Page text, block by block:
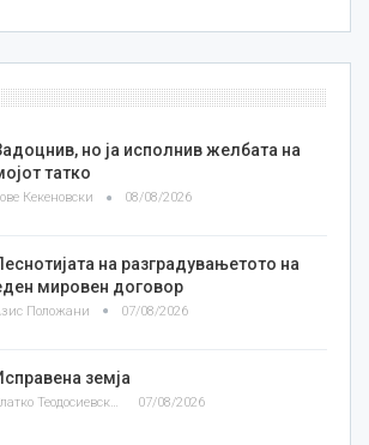
но ја исполнив желбата на
татко
Кекеновски 08/08/2026
на разградувањетото на
мировен договор
Положани 07/08/2026
земја
Златко Теодосиевски 07/08/2026